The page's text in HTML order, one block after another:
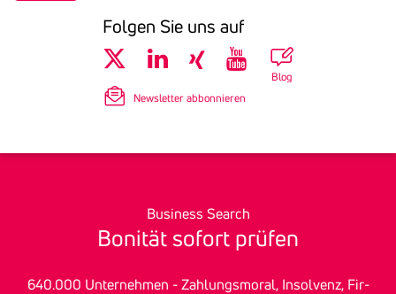
Folgen Sie uns auf
Blog
Newsletter abbonnieren
Business Search
Bonität sofort prüfen
640.000 Unter­nehmen - Zah­lungs­mo­ral, In­sol­venz, Fir­